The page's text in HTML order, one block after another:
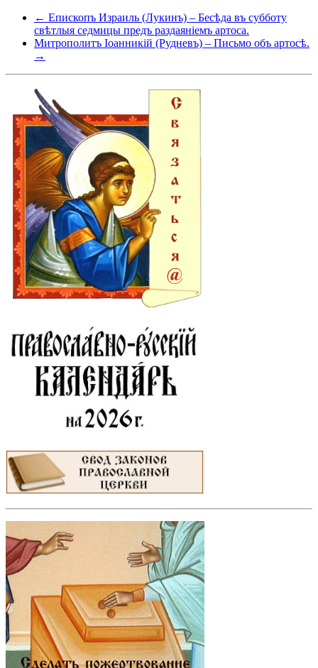
← Епископъ Израиль (Лукинъ) – Бесѣда въ субботу
свѣтлыя седмицы предъ раздаяніемъ артоса.
Митрополитъ Іоанникій (Рудневъ) – Письмо объ артосѣ.
→